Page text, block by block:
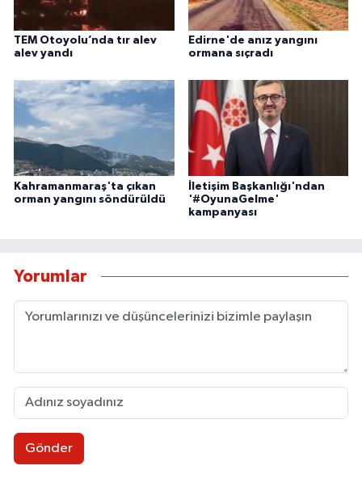
TEM Otoyolu’nda tır alev
alev yandı
Edirne'de anız yangını
ormana sıçradı
Kahramanmaraş'ta çıkan
orman yangını söndürüldü
İletişim Başkanlığı'ndan
'#OyunaGelme'
kampanyası
Yorumlar
Gönder